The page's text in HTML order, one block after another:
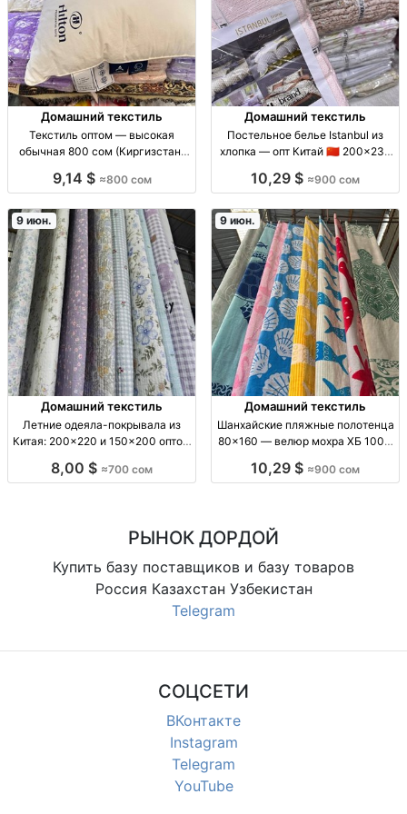
Домашний текстиль
Текстиль оптом — высокая
обычная 800 сом (Киргизстан)
обычная; цена: 800 сом; для
9,14 $ ≈800 сом
Домашний текстиль
Постельное белье Istanbul из
хлопка — опт Китай 🇨🇳 200×230
(хлопок); произв. КНР; опт; р-ры:
по партиям
10,29 $ ≈900 сом
9 июн.
Домашний текстиль
Летние одеяла-покрывала из
Китая: 200×220 и 150×200 оптом
КНР. Размер 200×220 см и
8,00 $ ≈700 сом
9 июн.
Домашний текстиль
Шанхайские пляжные полотенца
80×160 — велюр мохра ХБ 100%
велюр-мохра; ХБ 100%; для
10,29 $ ≈900 сом
РЫНОК ДОРДОЙ
Купить базу поставщиков и базу товаров
Россия Казахстан Узбекистан
Telegram
СОЦСЕТИ
ВКонтакте
Instagram
Telegram
YouTube